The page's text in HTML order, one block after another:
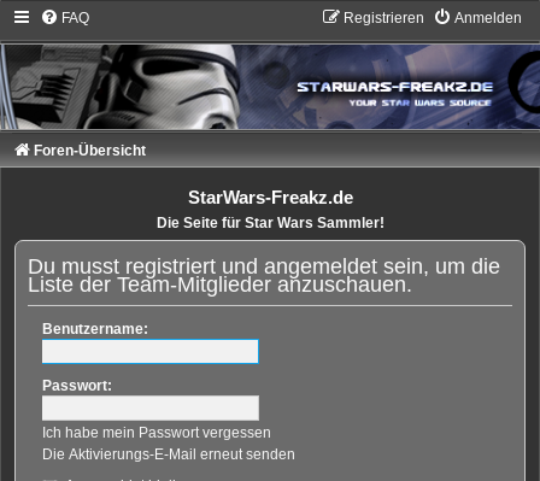
FAQ Anmelden
Registrieren
Foren-Übersicht
StarWars-Freakz.de
Die Seite für Star Wars Sammler!
Du musst registriert und angemeldet sein, um die
Liste der Team-Mitglieder anzuschauen.
Benutzername:
Passwort:
Ich habe mein Passwort vergessen
Die Aktivierungs-E-Mail erneut senden